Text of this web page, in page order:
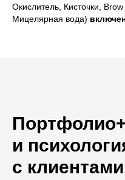
Окислитель, Кисточки,
Мицелярная вода)
и
с клиентами